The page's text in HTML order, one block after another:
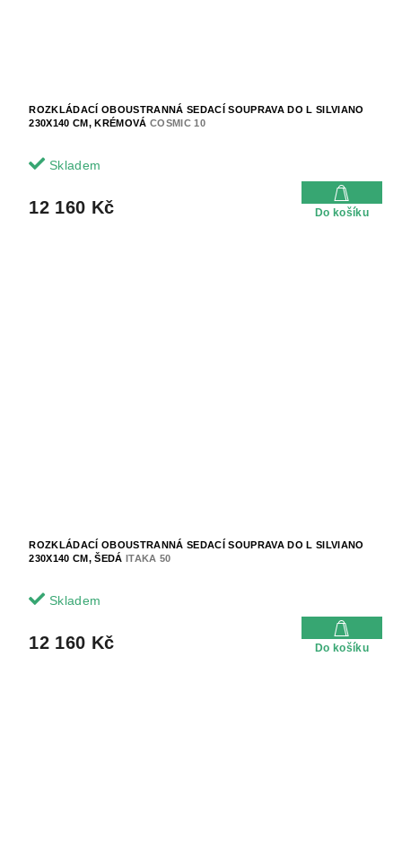
ROZKLÁDACÍ OBOUSTRANNÁ SEDACÍ SOUPRAVA DO L SILVIANO
230X140 CM, KRÉMOVÁ COSMIC 10
Skladem
12 160 Kč Do košíku
ROZKLÁDACÍ OBOUSTRANNÁ SEDACÍ SOUPRAVA DO L SILVIANO
230X140 CM, ŠEDÁ ITAKA 50
Skladem
12 160 Kč Do košíku